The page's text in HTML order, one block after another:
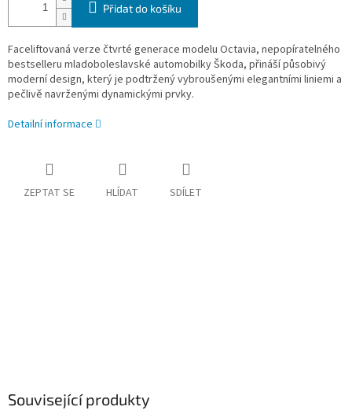
Přidat do košíku
Faceliftovaná verze čtvrté generace modelu Octavia, nepopíratelného
bestselleru mladoboleslavské automobilky Škoda, přináší působivý
moderní design, který je podtržený vybroušenými elegantními liniemi a
pečlivě navrženými dynamickými prvky.
Detailní informace
ZEPTAT SE HLÍDAT SDÍLET
Související produkty